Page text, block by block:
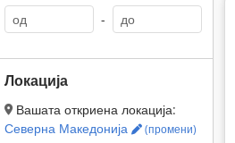
-
Локација
Вашата откриена локација:
Северна Македонија
(промени)